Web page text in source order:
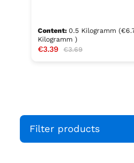
Content: 0.5 Kilogramm
Kilogramm )
Sale price:
€3.39 Regular price:
€3.69
Filter products